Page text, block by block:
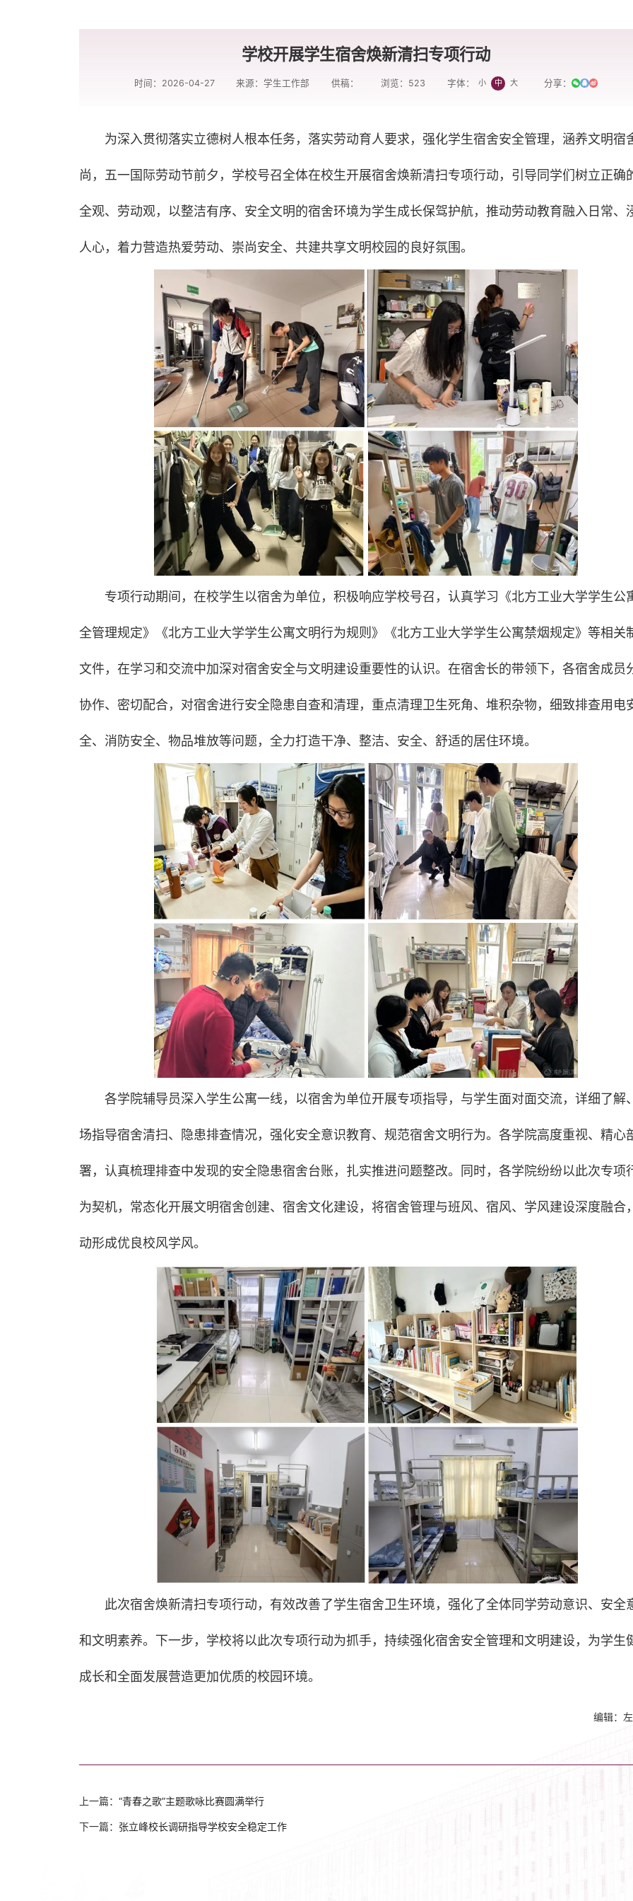
学校开展学生宿舍焕新清扫专项行动
时间：2026-04-27 来源：学生工作部 供稿： 浏览： 523 字体： 小 中 大 分享：
为深入贯彻落实立德树人根本任务，落实劳动育人要求，强化学生宿舍安全管理，涵养文明宿
尚，五一国际劳动节前夕，学校号召全体在校生开展宿舍焕新清扫专项行动，引导同学们树立正确
全观、劳动观，以整洁有序、安全文明的宿舍环境为学生成长保驾护航，推动劳动教育融入日常、
人心，着力营造热爱劳动、崇尚安全、共建共享文明校园的良好氛围。
专项行动期间，在校学生以宿舍为单位，积极响应学校号召，认真学习《北方工业大学学生公
全管理规定》《北方工业大学学生公寓文明行为规则》《北方工业大学学生公寓禁烟规定》等相关
文件，在学习和交流中加深对宿舍安全与文明建设重要性的认识。在宿舍长的带领下，各宿舍成员
协作、密切配合，对宿舍进行安全隐患自查和清理，重点清理卫生死角、堆积杂物，细致排查用电
全、消防安全、物品堆放等问题，全力打造干净、整洁、安全、舒适的居住环境。
各学院辅导员深入学生公寓一线，以宿舍为单位开展专项指导，与学生面对面交流，详细了解
场指导宿舍清扫、隐患排查情况，强化安全意识教育、规范宿舍文明行为。各学院高度重视、精心
署，认真梳理排查中发现的安全隐患宿舍台账，扎实推进问题整改。同时，各学院纷纷以此次专项
为契机，常态化开展文明宿舍创建、宿舍文化建设，将宿舍管理与班风、宿风、学风建设深度融合
动形成优良校风学风。
此次宿舍焕新清扫专项行动，有效改善了学生宿舍卫生环境，强化了全体同学劳动意识、安全
和文明素养。下一步，学校将以此次专项行动为抓手，持续强化宿舍安全管理和文明建设，为学生
成长和全面发展营造更加优质的校园环境。
编辑：
上一篇： “青春之歌”主题歌咏比赛圆满举行
下一篇： 张立峰校长调研指导学校安全稳定工作